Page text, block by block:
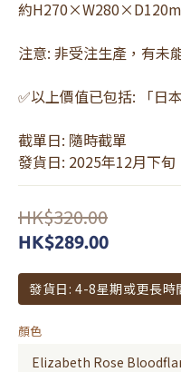
約
注意: 非受注生產，有未
✅以上價值已包括: 「日
截單日: 隨時截單
發貨日: 2025年12月下旬
HK$320.00
HK$289.00
發貨日: 4-8星期或更長時
顏色